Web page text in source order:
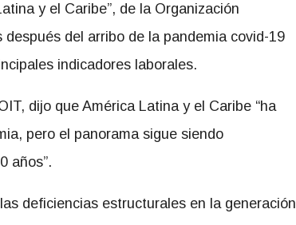
y el Caribe”, de la Organización
del arribo de la pandemia covid-19
indicadores laborales.
dijo que América Latina y el Caribe “ha
pero el panorama sigue siendo
años”.
deficiencias estructurales en la generación